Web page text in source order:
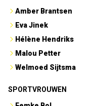
Amber Brantsen
Eva Jinek
Hélène Hendriks
Malou Petter
Welmoed Sijtsma
SPORTVROUWEN